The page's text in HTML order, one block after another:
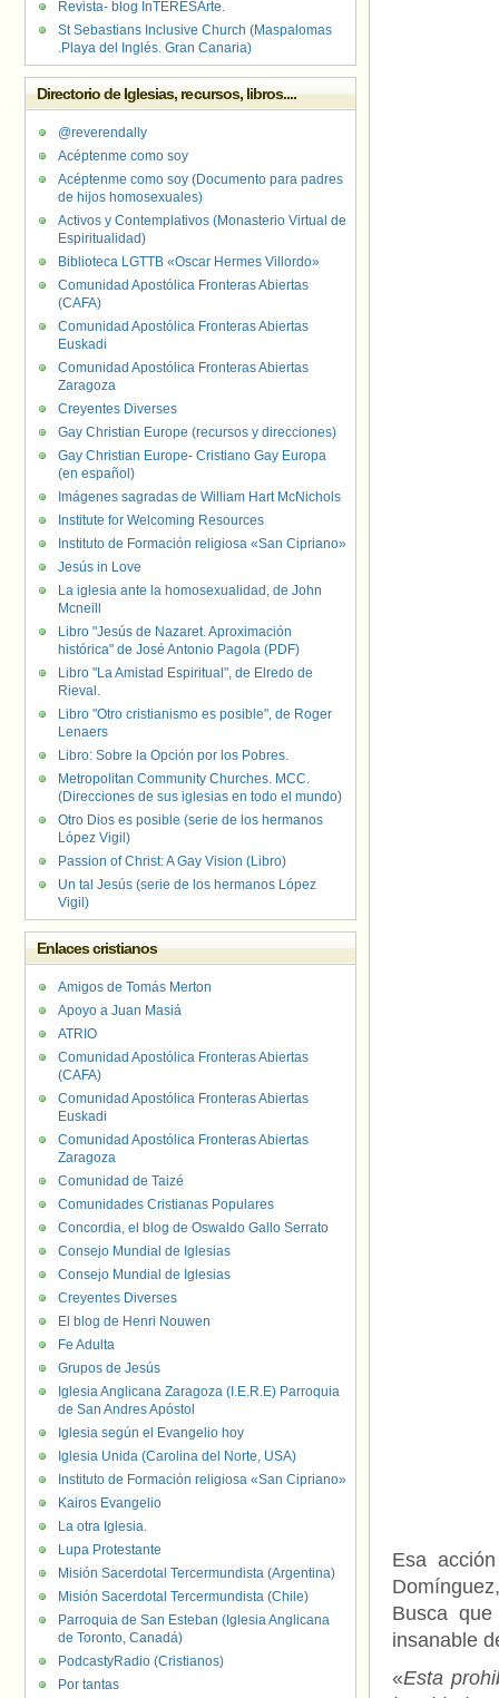
Esa
Busca
insanable
«Esta
Revista- blog InTERESArte.
St Sebastians Inclusive Church (Maspalomas
.Playa del Inglés. Gran Canaria)
Directorio de Iglesias, recursos, libros....
@reverendally
Acéptenme como soy
Acéptenme como soy (Documento para padres
de hijos homosexuales)
Activos y Contemplativos (Monasterio Virtual de
Espiritualidad)
Biblioteca LGTTB «Oscar Hermes Villordo»
Comunidad Apostólica Fronteras Abiertas
(CAFA)
Comunidad Apostólica Fronteras Abiertas
Euskadi
Comunidad Apostólica Fronteras Abiertas
Zaragoza
Creyentes Diverses
Gay Christian Europe (recursos y direcciones)
Gay Christian Europe- Cristiano Gay Europa
(en español)
Imágenes sagradas de William Hart McNichols
Institute for Welcoming Resources
Instituto de Formación religiosa «San Cipriano»
Jesús in Love
La iglesia ante la homosexualidad, de John
Mcneill
Libro "Jesús de Nazaret. Aproximación
histórica" de José Antonio Pagola (PDF)
Libro "La Amistad Espiritual", de Elredo de
Rieval.
Libro "Otro cristianismo es posible", de Roger
Lenaers
Libro: Sobre la Opción por los Pobres.
Metropolitan Community Churches. MCC.
(Direcciones de sus iglesias en todo el mundo)
Otro Dios es posible (serie de los hermanos
López Vigil)
Passion of Christ: A Gay Vision (Libro)
Un tal Jesús (serie de los hermanos López
Vigil)
Enlaces cristianos
Amigos de Tomás Merton
Apoyo a Juan Masiá
ATRIO
Comunidad Apostólica Fronteras Abiertas
(CAFA)
Comunidad Apostólica Fronteras Abiertas
Euskadi
Comunidad Apostólica Fronteras Abiertas
Zaragoza
Comunidad de Taizé
Comunidades Cristianas Populares
Concordia, el blog de Oswaldo Gallo Serrato
Consejo Mundial de Iglesias
Consejo Mundial de Iglesias
Creyentes Diverses
El blog de Henri Nouwen
Fe Adulta
Grupos de Jesús
Iglesia Anglicana Zaragoza (I.E.R.E) Parroquia
de San Andres Apóstol
Iglesia según el Evangelio hoy
Iglesia Unida (Carolina del Norte, USA)
Instituto de Formación religiosa «San Cipriano»
Kairos Evangelio
La otra Iglesia.
Lupa Protestante
Misión Sacerdotal Tercermundista (Argentina)
Misión Sacerdotal Tercermundista (Chile)
Parroquia de San Esteban (Iglesia Anglicana
de Toronto, Canadá)
PodcastyRadio (Cristianos)
Por tantas